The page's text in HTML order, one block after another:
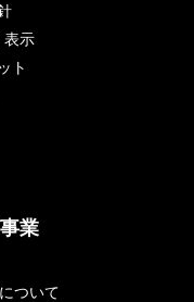
表示
ト
業
ついて